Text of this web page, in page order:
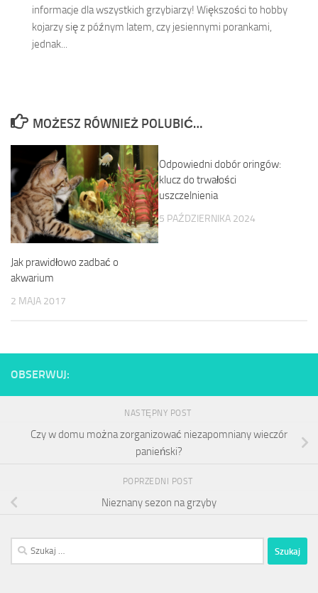
informacje dla wszystkich grzybiarzy! Większości to hobby
kojarzy się z późnym latem, czy jesiennymi porankami,
jednak...
MOŻESZ RÓWNIEŻ POLUBIĆ…
Jak prawidłowo zadbać o
akwarium
2 MAJA 2017
Odpowiedni dobór oringów:
klucz do trwałości
uszczelnienia
5 PAŹDZIERNIKA 2024
OBSERWUJ:
NASTĘPNY POST
Czy w domu można zorganizować niezapomniany wieczór
panieński?
POPRZEDNI POST
Nieznany sezon na grzyby
Szukaj: